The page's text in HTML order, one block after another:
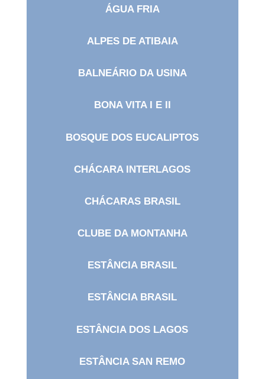
ÁGUA FRIA
ALPES DE ATIBAIA
BALNEÁRIO DA USINA
BONA VITA I E II
BOSQUE DOS EUCALIPTOS
CHÁCARA INTERLAGOS
CHÁCARAS BRASIL
CLUBE DA MONTANHA
ESTÂNCIA BRASIL
ESTÂNCIA BRASIL
ESTÂNCIA DOS LAGOS
ESTÂNCIA SAN REMO